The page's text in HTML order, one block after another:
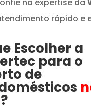
na expertise da
rápido e
Escolher a
para o
de
?